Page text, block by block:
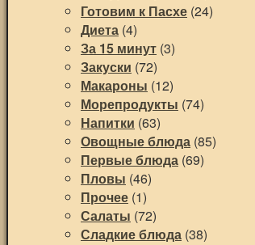
Готовим к Пасхе (24)
Диета (4)
За 15 минут (3)
Закуски (72)
Макароны (12)
Морепродукты (74)
Напитки (63)
Овощные блюда (85)
Первые блюда (69)
Пловы (46)
Прочее (1)
Салаты (72)
Сладкие блюда (38)